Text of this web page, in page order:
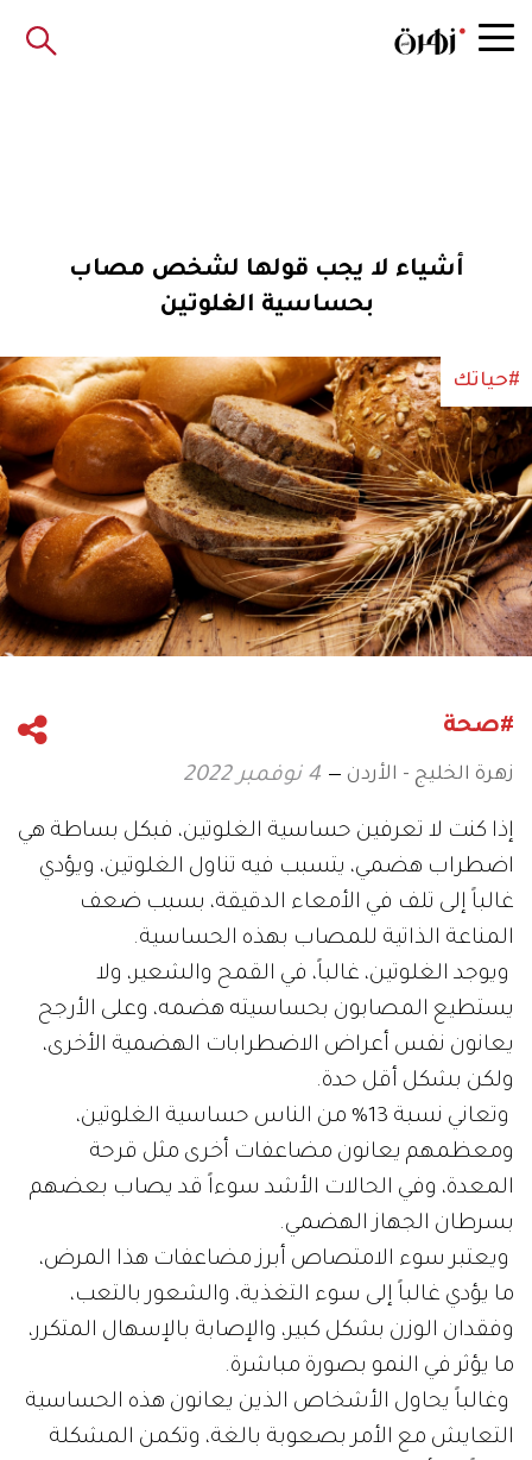
أشياء لا يجب قولها لشخص مصاب
بحساسية الغلوتين
#حياتك
#صحة
زهرة الخليج - الأردن 4 نوفمبر 2022
إذا كنت لا تعرفين حساسية الغلوتين، فبكل بساطة هي
اضطراب هضمي، يتسبب فيه تناول الغلوتين، ويؤدي
غالباً إلى تلف في الأمعاء الدقيقة، بسبب ضعف
المناعة الذاتية للمصاب بهذه الحساسية.
ويوجد الغلوتين، غالباً، في القمح والشعير، ولا
يستطيع المصابون بحساسيته هضمه، وعلى الأرجح
يعانون نفس أعراض الاضطرابات الهضمية الأخرى،
ولكن بشكل أقل حدة.
وتعاني نسبة 13% من الناس حساسية الغلوتين،
ومعظمهم يعانون مضاعفات أخرى مثل قرحة
المعدة، وفي الحالات الأشد سوءاً قد يصاب بعضهم
بسرطان الجهاز الهضمي.
ويعتبر سوء الامتصاص أبرز مضاعفات هذا المرض،
ما يؤدي غالباً إلى سوء التغذية، والشعور بالتعب،
وفقدان الوزن بشكل كبير، والإصابة بالإسهال المتكرر،
ما يؤثر في النمو بصورة مباشرة.
وغالباً يحاول الأشخاص الذين يعانون هذه الحساسية
التعايش مع الأمر بصعوبة بالغة، وتكمن المشكلة